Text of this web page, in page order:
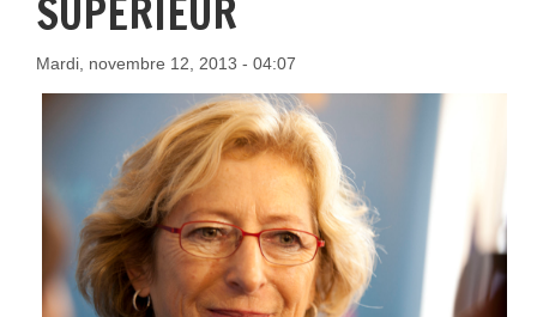
SUPÉRIEUR
Mardi, novembre 12, 2013 - 04:07